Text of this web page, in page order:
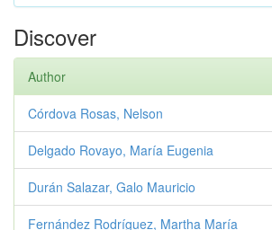
Discover
Author
Córdova Rosas, Nelson
Delgado Rovayo, María Eugenia
Durán Salazar, Galo Mauricio
Fernández Rodríguez, Martha María